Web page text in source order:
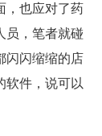
，也应对了药
员，笔者就碰
闪闪缩缩的店
软件，说可以